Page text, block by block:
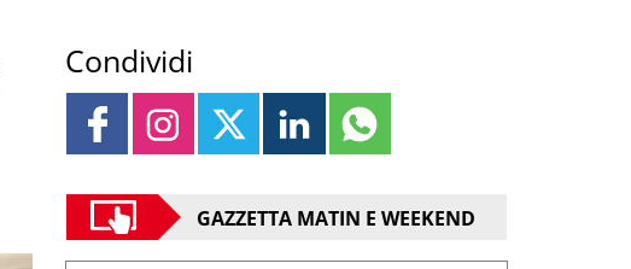
Condividi
GAZZETTA MATIN E WEEKEND